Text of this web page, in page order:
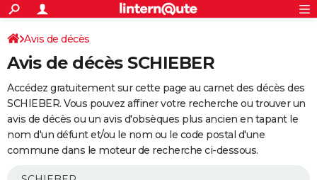
ACTUALITÉS
Politique
Société
Faits Divers
Education
Monde
Villes
+
SPORT
Coupe du monde 2026
Football
Tennis
Cyclisme
Rugby
Forum
Programme TV
TNT
Streaming
Cinéma
Sorties cinéma
Musique
+
FINANCE
Retraite
Epargne
Immobilier
Risques naturels par ville
Banque
Assurance
AUTO
Essais
Réserver un essai
Citadines
Berlines
SUV
Forum auto
+
Avis de décès
Avis de décès SCHIEBER
Accédez gratuitement sur cette page au carnet des décès des
SCHIEBER. Vous pouvez affiner votre recherche ou trouver un
avis de décès ou un avis d'obsèques plus ancien en tapant le
nom d'un défunt et/ou le nom ou le code postal d'une
commune dans le moteur de recherche ci-dessous.